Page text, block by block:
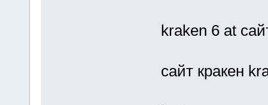
kraken 6 at
сайт кракен